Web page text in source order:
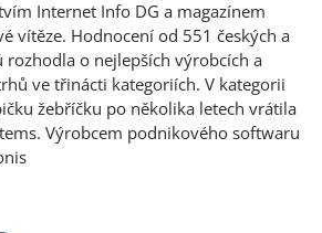
Internet Info DG a magazínem
vítěze. Hodnocení od 551 českých a
rozhodla o nejlepších výrobcích a
ve třinácti kategoriích. V kategorii
žebříčku po několika letech vrátila
Výrobcem podnikového softwaru